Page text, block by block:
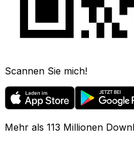
Scannen Sie mich!
Mehr als 113 Millionen